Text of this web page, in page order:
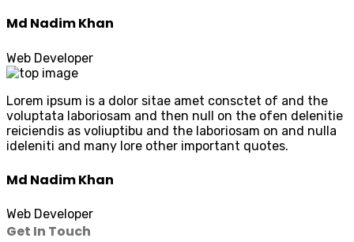
Md Nadim Khan
Web Developer
Lorem ipsum is a dolor sitae amet consctet of and the
voluptata laboriosam and then null on the ofen delenitie
reiciendis as voliuptibu and the laboriosam on and nulla
ideleniti and many lore other important quotes.
Md Nadim Khan
Web Developer
Get In Touch